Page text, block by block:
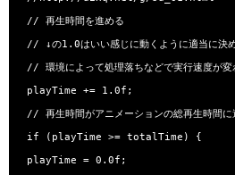
// 再生時間を進める
// ↓の1.0はいい感じに動くように適当に決
// 環境によって処理落ちなどで実行速度が変
playTime += 1.0f;
// 再生時間がアニメーションの総再生時間に
if (playTime >= totalTime) {
playTime = 0.0f;